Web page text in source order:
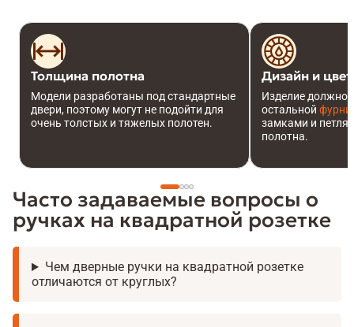
Толщина полотна
Модели разработаны под стандартные
двери, поэтому могут не подойти для
очень толстых и тяжелых полотен.
Дизайн и цвет
Изделие должно
остальной
замками и
полотна.
Часто задаваемые вопросы о
ручках на квадратной розетке
Чем дверные ручки на квадратной розетке
отличаются от круглых?